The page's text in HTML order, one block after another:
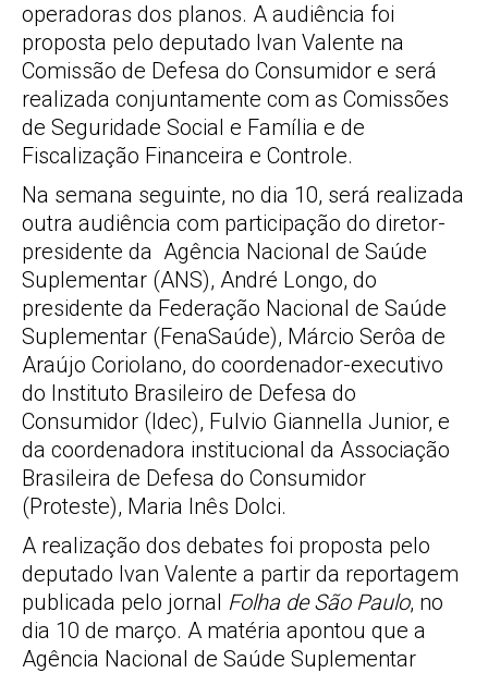
operadoras dos planos. A audiência foi
proposta pelo deputado Ivan Valente na
Comissão de Defesa do Consumidor e será
realizada conjuntamente com as Comissões
de Seguridade Social e Família e de
Fiscalização Financeira e Controle.
Na semana seguinte, no dia 10, será realizada
outra audiência com participação do diretor-
presidente da Agência Nacional de Saúde
Suplementar (ANS), André Longo, do
presidente da Federação Nacional de Saúde
Suplementar (FenaSaúde), Márcio Serôa de
Araújo Coriolano, do coordenador-executivo
do Instituto Brasileiro de Defesa do
Consumidor (Idec), Fulvio Giannella Junior, e
da coordenadora institucional da Associação
Brasileira de Defesa do Consumidor
(Proteste), Maria Inês Dolci.
A realização dos debates foi proposta pelo
deputado Ivan Valente a partir da reportagem
publicada pelo jornal Folha de São Paulo, no
dia 10 de março. A matéria apontou que a
Agência Nacional de Saúde Suplementar